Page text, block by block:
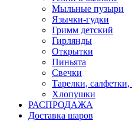
Мыльные пузыри
Язычки-гудки
Гримм детский
Гирлянды
Открытки
Пиньята
Свечки
Тарелки, салфетки,
Хлопушки
РАСПРОДАЖА
Доставка шаров